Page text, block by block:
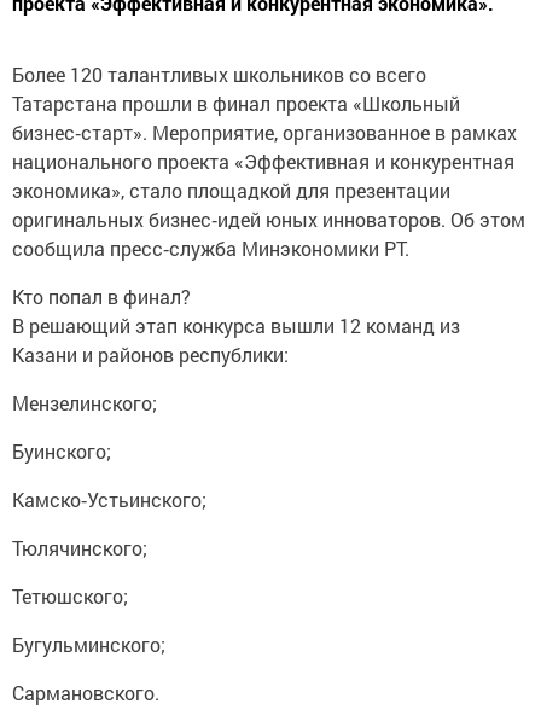
Более 120 талантливых школьников со всего
Татарстана прошли в финал проекта «Школьный
бизнес‑старт». Мероприятие, организованное в рамках
национального проекта «Эффективная и конкурентная
экономика», стало площадкой для презентации
оригинальных бизнес‑идей юных инноваторов. Об этом
сообщила пресс‑служба Минэкономики РТ.
Кто попал в финал?
В решающий этап конкурса вышли 12 команд из
Казани и районов республики:
Мензелинского;
Буинского;
Камско‑Устьинского;
Тюлячинского;
Тетюшского;
Бугульминского;
Сармановского.